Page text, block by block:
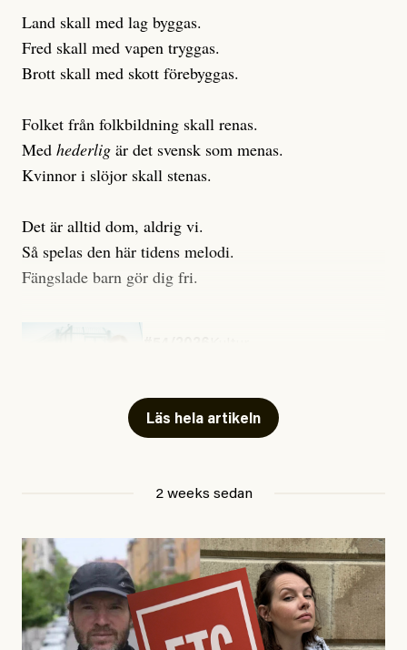
Land skall med lag byggas.
Fred skall med vapen tryggas.
Brott skall med skott förebyggas.
Folket från folkbildning skall renas.
Med hederlig är det svensk som menas.
Kvinnor i slöjor skall stenas.
Det är alltid dom, aldrig vi.
Så spelas den här tidens melodi.
Fängslade barn gör dig fri.
Läs hela artikeln
2 weeks sedan